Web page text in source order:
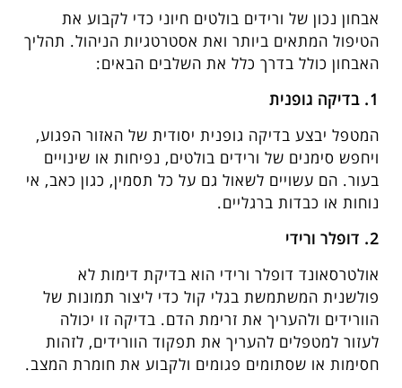
אבחון נכון של ורידים בולטים חיוני כדי לקבוע את
הטיפול המתאים ביותר ואת אסטרטגיות הניהול. תהליך
האבחון כולל בדרך כלל את השלבים הבאים:
1. בדיקה גופנית
המטפל יבצע בדיקה גופנית יסודית של האזור הפגוע,
ויחפש סימנים של ורידים בולטים, נפיחות או שינויים
בעור. הם עשויים לשאול גם על כל תסמין, כגון כאב, אי
נוחות או כבדות ברגליים.
2. דופלר ורידי
אולטרסאונד דופלר ורידי הוא בדיקת דימות לא
פולשנית המשתמשת בגלי קול כדי ליצור תמונות של
הוורידים ולהעריך את זרימת הדם. בדיקה זו יכולה
לעזור למטפלים להעריך את תפקוד הוורידים, לזהות
חסימות או שסתומים פגומים ולקבוע את חומרת המצב.